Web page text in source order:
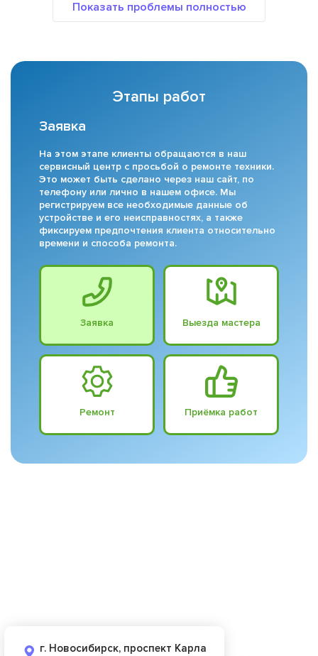
Этапы работ
Заявка
На этом этапе клиенты обращаются в наш
сервисный центр с просьбой о ремонте техники.
Это может быть сделано через наш сайт, по
телефону или лично в нашем офисе. Мы
регистрируем все необходимые данные об
устройстве и его неисправностях, а также
фиксируем предпочтения клиента относительно
времени и способа ремонта.
Заявка Выезда мастера
Ремонт Приёмка работ
г. Новосибирск, проспект Карла